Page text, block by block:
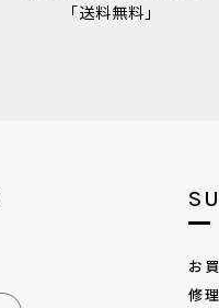
「送料無料」
お
修